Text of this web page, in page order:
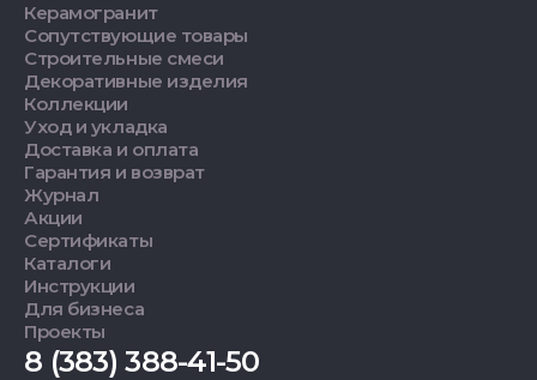
Керамогранит
Сопутствующие товары
Строительные смеси
Декоративные изделия
Коллекции
Уход и укладка
Доставка и оплата
Гарантия и возврат
Журнал
Акции
Сертификаты
Каталоги
Инструкции
Для бизнеса
Проекты
8 (383) 388-41-50